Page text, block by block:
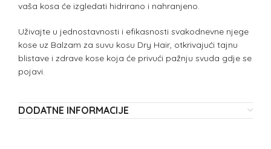
vaša kosa će izgledati hidrirano i nahranjeno.
Uživajte u jednostavnosti i efikasnosti svakodnevne njege
kose uz Balzam za suvu kosu Dry Hair, otkrivajući tajnu
blistave i zdrave kose koja će privući pažnju svuda gdje se
pojavi.
DODATNE INFORMACIJE